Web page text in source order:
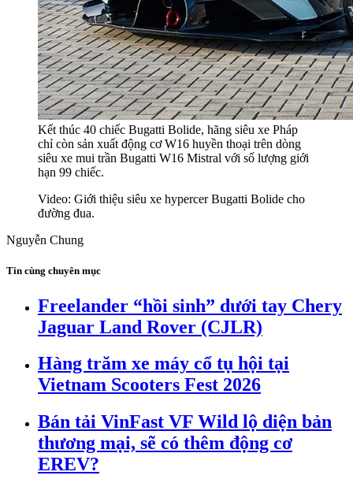
Kết thúc 40 chiếc Bugatti Bolide, hãng siêu xe Pháp
chỉ còn sản xuất động cơ W16 huyền thoại trên dòng
siêu xe mui trần Bugatti W16 Mistral với số lượng giới
hạn 99 chiếc.
Video: Giới thiệu siêu xe hypercer Bugatti Bolide cho
đường đua.
Nguyễn Chung
Tin cùng chuyên mục
Freelander “hồi sinh” dưới tay Chery
Jaguar Land Rover (CJLR)
Hàng trăm xe máy cổ tụ hội tại
Vietnam Scooters Fest 2026
Bán tải VinFast VF Wild lộ diện bản
thương mại, sẽ có thêm động cơ
EREV?